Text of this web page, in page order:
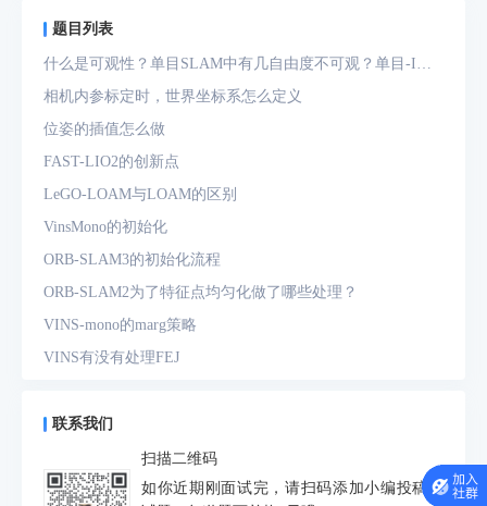
题目列表
什么是可观性？单目SLAM中有几自由度不可观？单目-IMU
系统中有几自由度不可观？
相机内参标定时，世界坐标系怎么定义
位姿的插值怎么做
FAST-LIO2的创新点
LeGO-LOAM与LOAM的区别
VinsMono的初始化
ORB-SLAM3的初始化流程
ORB-SLAM2为了特征点均匀化做了哪些处理？
VINS-mono的marg策略
VINS有没有处理FEJ
预积分中的bias如何处理
为什么要进行预积分
IMU测量方程是什么？噪声模型是什么？
联系我们
扫描二维码
如你近期刚面试完，请扫码添加小编投稿面